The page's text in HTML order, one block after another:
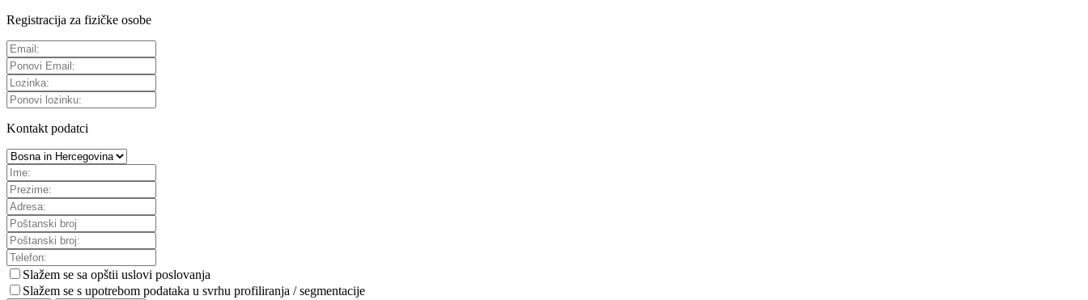
Registracija za fizičke osobe
Kontakt podatci
Slažem se sa opštii uslovi poslovanja
Slažem se s upotrebom podataka u svrhu profiliranja / segmentacije